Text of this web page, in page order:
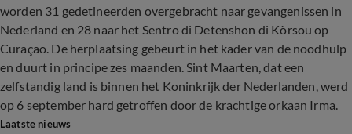
worden 31 gedetineerden overgebracht naar gevangenissen in
Nederland en 28 naar het Sentro di Detenshon di Kòrsou op
Curaçao. De herplaatsing gebeurt in het kader van de noodhulp
en duurt in principe zes maanden. Sint Maarten, dat een
zelfstandig land is binnen het Koninkrijk der Nederlanden, werd
op 6 september hard getroffen door de krachtige orkaan Irma.
Laatste nieuws